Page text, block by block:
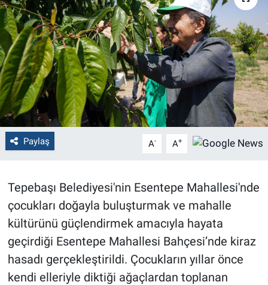
Paylaş A- A+
Tepebaşı Belediyesi'nin Esentepe Mahallesi'nde
çocukları doğayla buluşturmak ve mahalle
kültürünü güçlendirmek amacıyla hayata
geçirdiği Esentepe Mahallesi Bahçesi’nde kiraz
hasadı gerçekleştirildi. Çocukların yıllar önce
kendi elleriyle diktiği ağaçlardan toplanan
Kütahya
Gezi
Genel
Çevre
Yerel
Bilim ve Teknoloji